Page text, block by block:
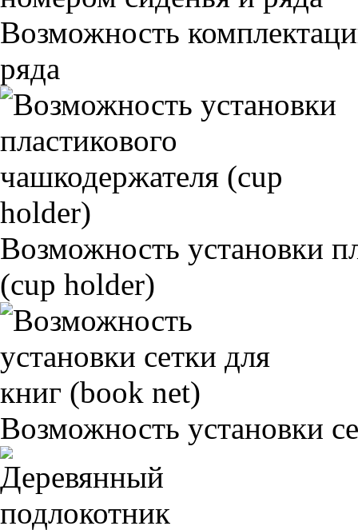
Возможность
ряда
Возможность установки
(cup holder)
Возможность установки